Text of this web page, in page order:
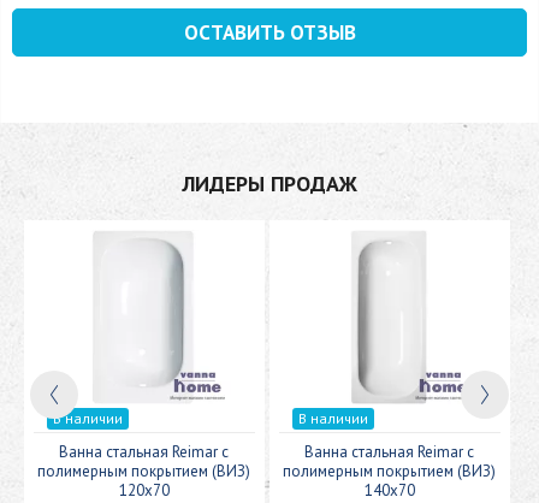
ОСТАВИТЬ ОТЗЫВ
ЛИДЕРЫ ПРОДАЖ
В наличии
Ванна стальная Reimar с
полимерным покрытием (ВИЗ)
120x70
В наличии
Ванна стальная Reimar с
полимерным покрытием (ВИЗ)
140x70